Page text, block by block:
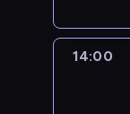
14:00